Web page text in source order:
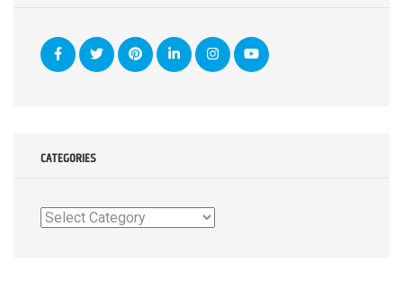
CATEGORIES
Categories